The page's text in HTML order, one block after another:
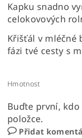
Kapku snadno
celokovových
Křišťál v mléčné
fázi tvé cesty s
Hmotnost
Buďte první,
položce.
Přidat